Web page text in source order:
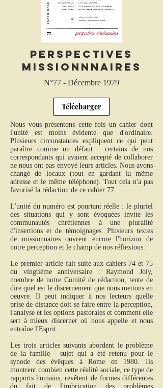
Perspectives
missionnnaires
N°77 - Décembre 1979
Télécharger
Nous vous présentons cette fois un cahier dont
l'unité est moins évidente que d'ordinaire.
Plusieurs circonstances expliquent ce qui peut
paraître comme un défaut : certains de nos
correspondants qui avaient accepté de collaborer
ne nous ont pas envoyé leurs articles. Nous avons
changé de locaux (tout en gardant la même
adresse et le même téléphone). Tout cela n'a pas
favorisé la rédaction de ce cahier 77.
L'unité du numéro est pourtant réelle : le pluriel
des situations qui y sont évoquées invite les
communautés chrétiennes à une pluralité
d'insertions et de témoignages. Plusieurs textes
de missionnaires ouvrent encore l'horizon de
notre perception et le champ de nos réfiexions.
Le premier article fait suite aux cahiers 74 et 75
du vingtième anniversaire : Raymond Joly,
membre de notre Comité de rédaction, tente de
dire quel est le discernement que nous mettons en
oeuvre. Il peut indiquer à nos lecteurs quelle
prise de distance doit se faire entre la perception,
l'analyse et les options pastorales et comment elle
sert à mieux discerner où nous appelle et nous
entraîne l'Esprit.
Les trois articles suivants abordent le problème
de la famille - sujet qui a été retenu pour le
synode des évêques à Rome en 1980. Ils
montrent combien cette réalité sociale, ce type de
rapports humains, revêtent de formes différentes
du fait de l'imbrication des problèmes